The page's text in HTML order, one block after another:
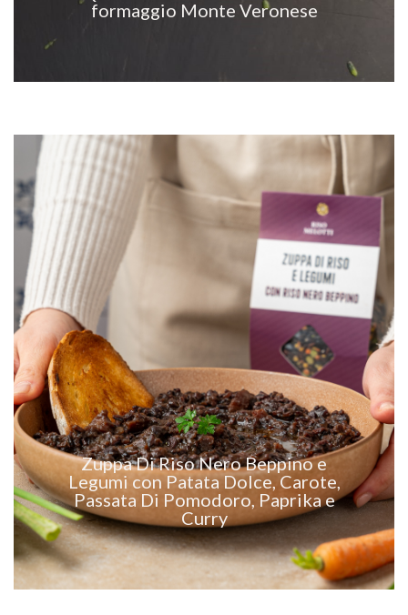
formaggio Monte Veronese
Zuppa Di Riso Nero Beppino e
Legumi con Patata Dolce, Carote,
Passata Di Pomodoro, Paprika e
Curry
VEDI RICETTA